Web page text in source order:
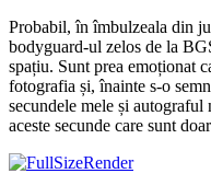
Probabil, în îmbulzeala din
bodyguard-ul zelos de la
spațiu. Sunt prea emoționat
fotografia și, înainte s-o
secundele mele și
aceste secunde care sunt